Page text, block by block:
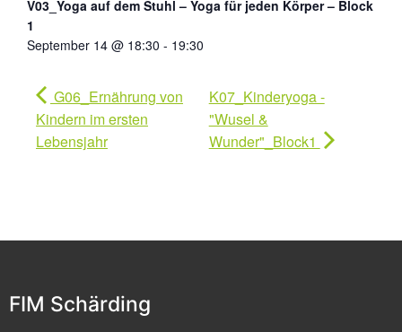
V03_Yoga auf dem Stuhl – Yoga für jeden Körper – Block
1
September 14 @ 18:30 - 19:30
G06_Ernährung von
Kindern im ersten
Lebensjahr
K07_Kinderyoga -
"Wusel &
Wunder"_Block1
FIM Schärding